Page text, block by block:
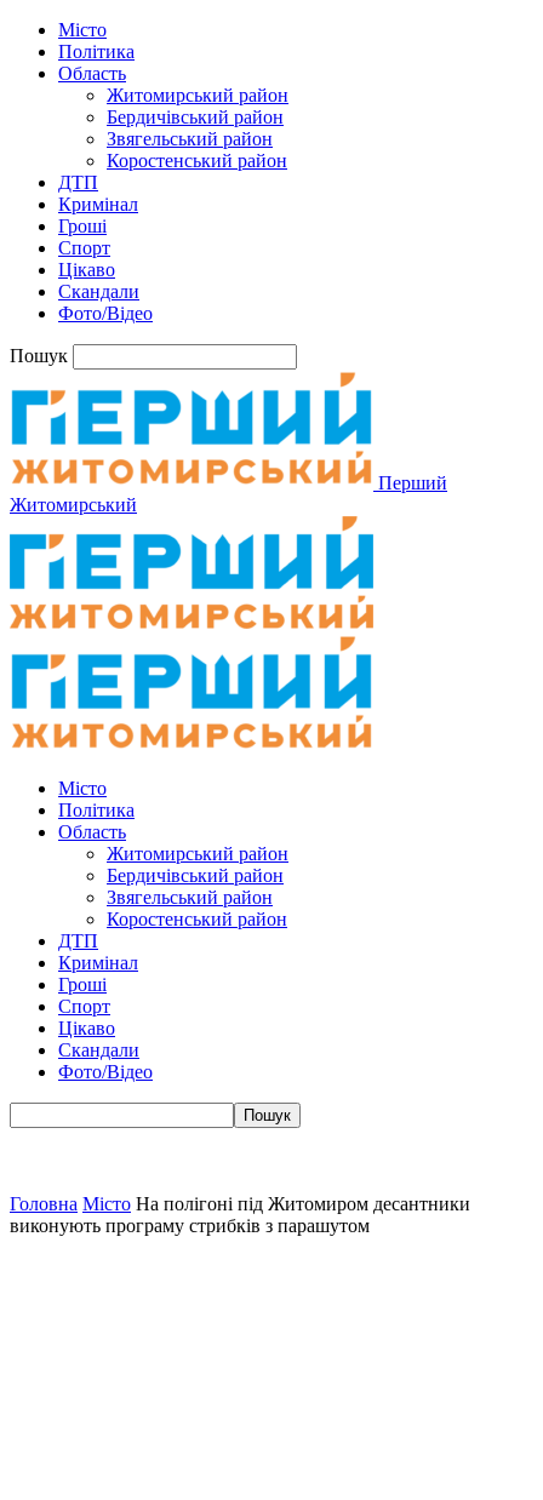
Місто
Політика
Область
Житомирський район
Бердичівський район
Звягельський район
Коростенський район
ДТП
Кримінал
Гроші
Спорт
Цікаво
Скандали
Фото/Відео
Пошук
Перший
Житомирський
Місто
Політика
Область
Житомирський район
Бердичівський район
Звягельський район
Коростенський район
ДТП
Кримінал
Гроші
Спорт
Цікаво
Скандали
Фото/Відео
Головна Місто На полігоні під Житомиром десантники
виконують програму стрибків з парашутом